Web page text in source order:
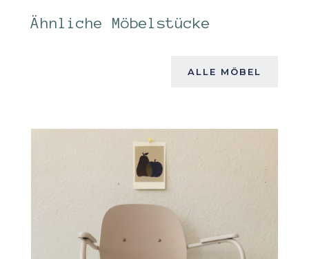
Ähnliche Möbelstücke
ALLE MÖBEL